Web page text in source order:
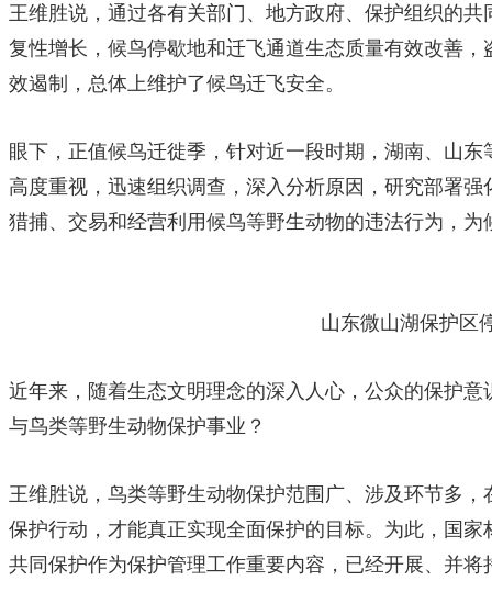
王维胜说，通过各有关部门、地方政府、保护组织的
复性增长，候鸟停歇地和迁飞通道生态质量有效改善
效遏制，总体上维护了候鸟迁飞安全。
眼下，正值候鸟迁徙季，针对近一段时期，湖南、山
高度重视，迅速组织调查，深入分析原因，研究部署
猎捕、交易和经营利用候鸟等野生动物的违法行为，为
山东微山湖保护区
近年来，随着生态文明理念的深入人心，公众的保护
与鸟类等野生动物保护事业？
王维胜说，鸟类等野生动物保护范围广、涉及环节多
保护行动，才能真正实现全面保护的目标。为此，国
共同保护作为保护管理工作重要内容，已经开展、并